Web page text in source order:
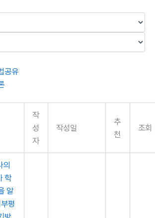
공유
작
성
자
작성일
추
천
조회
의
학
알
평